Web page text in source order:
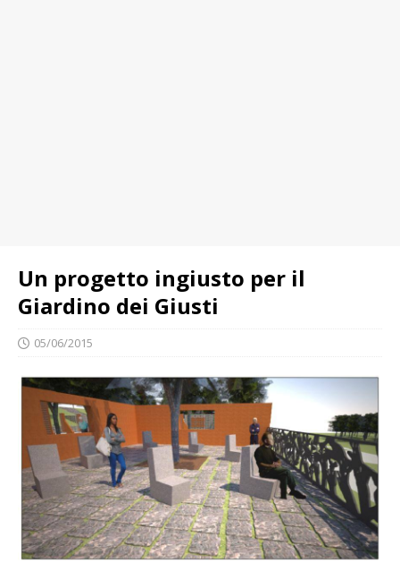
Un progetto ingiusto per il
Giardino dei Giusti
05/06/2015